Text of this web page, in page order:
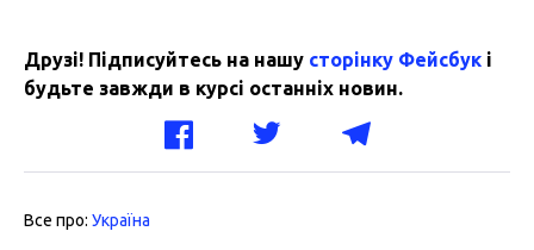
Друзі! Підписуйтесь на нашу сторінку Фейсбук і
будьте завжди в курсі останніх новин.
Все про: Україна